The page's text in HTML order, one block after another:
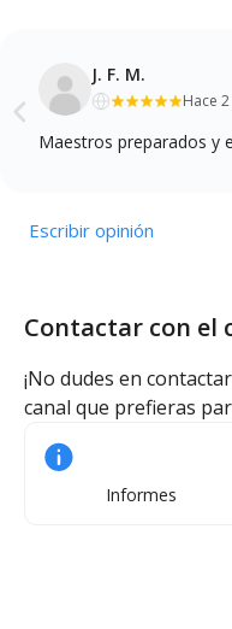
J. F. M.
Hace
Maestros preparados y
Escribir opinión
Contactar con el
¡No dudes en
canal que prefieras
Informes